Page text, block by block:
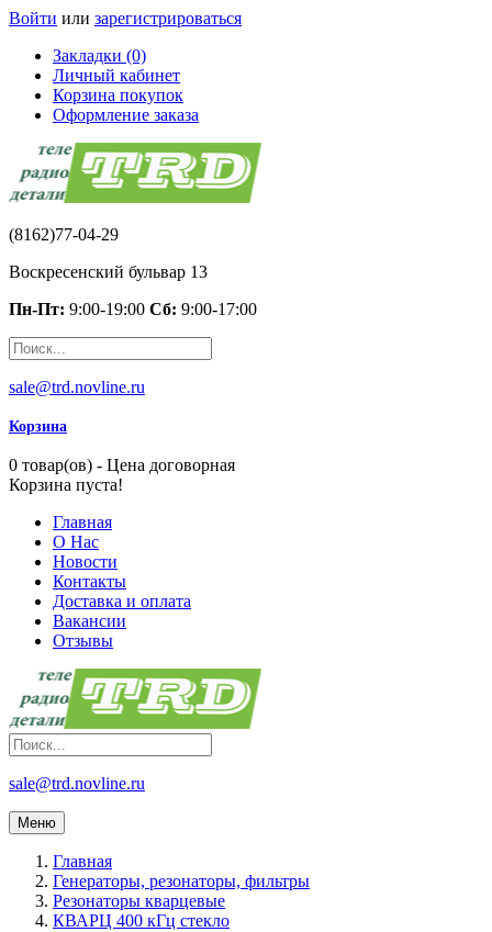
Войти или зарегистрироваться
Закладки (0)
Личный кабинет
Корзина покупок
Оформление заказа
(8162)77-04-29
Воскресенский бульвар 13
Пн-Пт: 9:00-19:00 Сб: 9:00-17:00
sale@trd.novline.ru
Корзина
0 товар(ов) - Цена договорная
Корзина пуста!
Главная
О Нас
Новости
Контакты
Доставка и оплата
Вакансии
Отзывы
sale@trd.novline.ru
Меню
Главная
Генераторы, резонаторы, фильтры
Резонаторы кварцевые
КВАРЦ 400 кГц стекло